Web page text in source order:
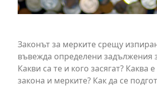
Законът за мерките срещу
въвежда определени задължения
Какви са те и кого засягат? Каква
закона и мерките? Как да се